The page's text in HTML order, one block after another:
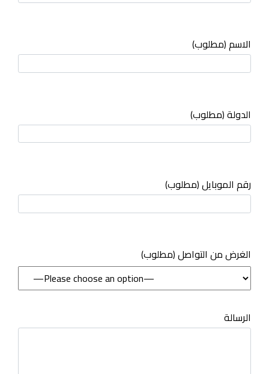
الاسم (مطلوب)
الدولة (مطلوب)
رقم الموبايل (مطلوب)
(مطلوب) الغرض من التواصل
الرسالة